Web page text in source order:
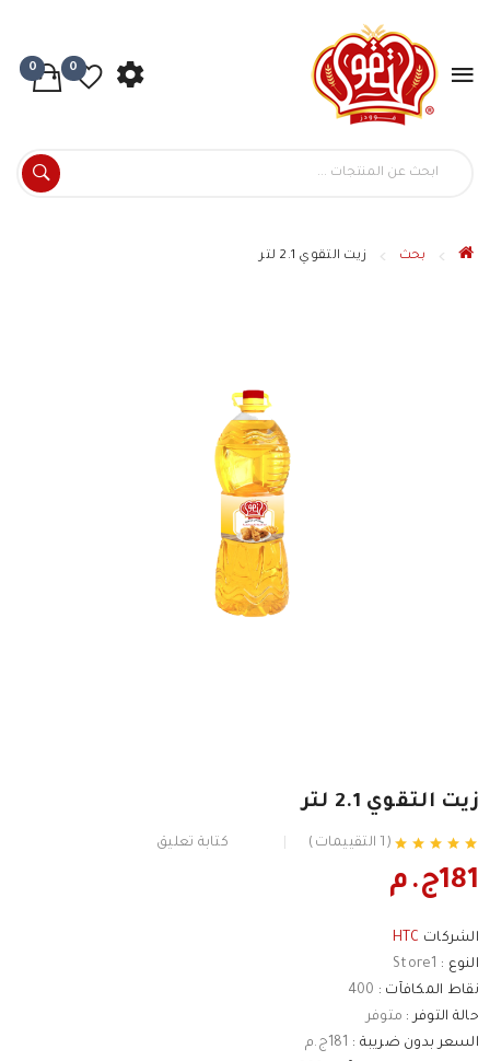
0
0
بحث زيت التقوي 2.1 لتر
زيت التقوي 2.1 لتر
(1 التقييمات) كتابة تعليق
181ج.م
الشركات HTC
النوع : Store1
نقاط المكافآت : 400
حالة التوفر : متوفر
السعر بدون ضريبة : 181ج.م